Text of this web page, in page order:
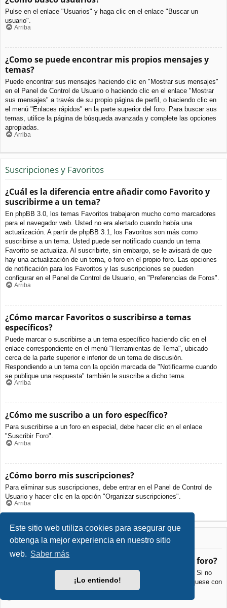
Este sitio web utiliza cookies para asegurar que
obtenga la mejor experiencia en nuestro sitio
web. Saber más
¡Lo entiendo!
Pulse en el enlace "Usuarios" y haga clic en el enlace "Buscar un
usuario".
Arriba
¿Como se puede encontrar mis propios mensajes y
temas?
Puede encontrar sus mensajes haciendo clic en "Mostrar sus mensajes"
en el Panel de Control de Usuario o haciendo clic en el enlace "Mostrar
sus mensajes" a través de su propio página de perfil, o haciendo clic en
el menú "Enlaces rápidos" en la parte superior del foro. Para buscar sus
temas, utilice la página de búsqueda avanzada y complete las opciones
apropiadas.
Arriba
Suscripciones y Favoritos
¿Cuál es la diferencia entre añadir como Favorito y
suscribirme a un tema?
En phpBB 3.0, los temas Favoritos trabajaron mucho como marcadores
para el navegador web. Usted no era alertado cuando había una
actualización. A partir de phpBB 3.1, los Favoritos son más como
suscribirse a un tema. Usted puede ser notificado cuando un tema
Favorito se actualiza. Al suscribirte, sin embargo, se le avisará de que
hay una actualización de un tema, o foro en el propio foro. Las opciones
de notificación para los Favoritos y las suscripciones se pueden
configurar en el Panel de Control de Usuario, en "Preferencias de Foros".
Arriba
¿Cómo marcar Favoritos o suscribirse a temas
específicos?
Puede marcar o suscribirse a un tema específico haciendo clic en el
enlace correspondiente en el menú "Herramientas de Tema", ubicado
cerca de la parte superior e inferior de un tema de discusión.
Respondiendo a un tema con la opción marcada de "Notificarme cuando
se publique una respuesta" también le suscribe a dicho tema.
Arriba
¿Cómo me suscribo a un foro específico?
Para suscribirse a un foro en especial, debe hacer clic en el enlace
"Suscribir Foro".
Arriba
¿Cómo borro mis suscripciones?
Para eliminar sus suscripciones, debe entrar en el Panel de Control de
Usuario y hacer clic en la opción "Organizar suscripciones".
Arriba
Archivos Adjuntos
¿Qué archivos adjuntos son permitidos en este foro?
Cada foro puede permitir o no ciertos tipos de archivos adjuntos. Si no
está seguro de que tipos de archivos se pueden cargar, comuníquese con
La Administración para obtener más información.